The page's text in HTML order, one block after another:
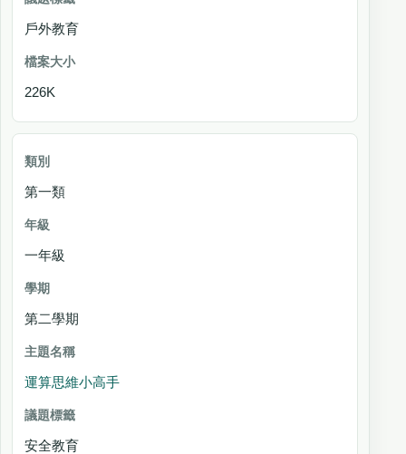
戶外教育
226K
第一類
一年級
第二學期
運算思維小高手
安全教育